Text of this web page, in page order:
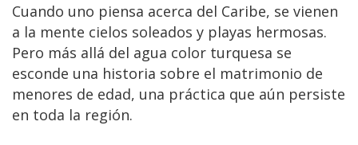
Cuando uno piensa acerca del Caribe, se vienen
a la mente cielos soleados y playas hermosas.
Pero más allá del agua color turquesa se
esconde una historia sobre el matrimonio de
menores de edad, una práctica que aún persiste
en toda la región.